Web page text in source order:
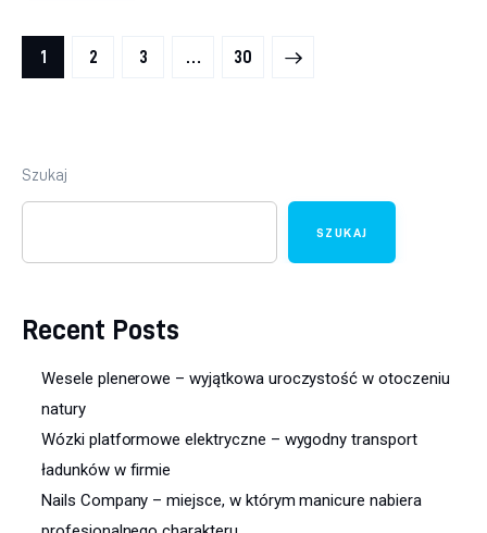
Stronicowanie wpisów
PAGE
1 PAGE
2 PAGE
3 … PAGE
30
>
Szukaj
SZUKAJ
Recent Posts
Wesele plenerowe – wyjątkowa uroczystość w otoczeniu
natury
Wózki platformowe elektryczne – wygodny transport
ładunków w firmie
Nails Company – miejsce, w którym manicure nabiera